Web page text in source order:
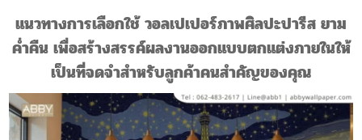
แนวทางการเลือกใช้ วอลเปเปอร์ภาพศิลปะปารีส ยาม
ค่ำคืน เพื่อสร้างสรรค์ผลงานออกแบบตกแต่งภายในให้
เป็นที่จดจำสำหรับลูกค้าคนสำคัญของคุณ